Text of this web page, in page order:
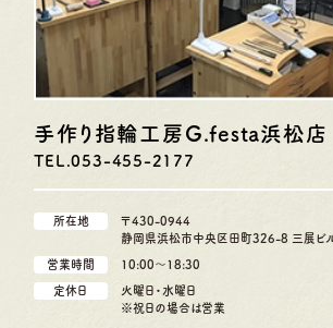
手作り指輪工房G.festa浜松店
TEL.053-455-2177
所在地
〒430-0944
静岡県浜松市中央区田町326-8 三展ビ
営業時間 10:00〜18:30
定休日
火曜日・水曜日
※祝日の場合は営業